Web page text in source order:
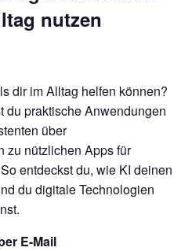
nutzen
dir im Alltag helfen können?
du praktische Anwendungen
über
zu nützlichen Apps für
entdeckst du, wie KI deinen
du digitale Technologien
E-Mail